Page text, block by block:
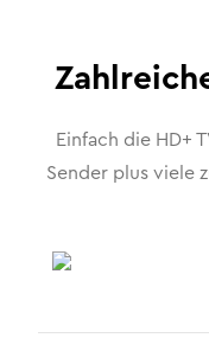
Einfach die HD+
Sender plus viele